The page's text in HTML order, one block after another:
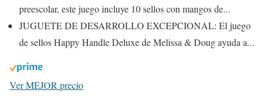
preescolar, este juego incluye 10 sellos con mangos de...
JUGUETE DE DESARROLLO EXCEPCIONAL: El juego
de sellos Happy Handle Deluxe de Melissa & Doug ayuda a...
Ver MEJOR precio